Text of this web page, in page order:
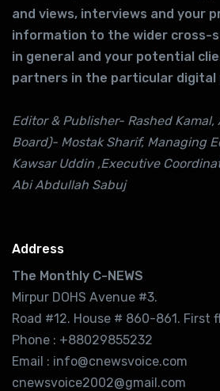
and views, interviews and your
information to the wider cross-
in general and your potential
partners in the particular digital
Editor & Publisher- Rashed
Board)- Mostak Sharif, Managing
Kawsar Uddin ,Executive
Abi Abdullah Sabuj
Address
The Monthly C-NEWS
Mirpur DOHS Avenue #3.
Road #12. House # 860-861. First
Phone : +88029855232
Email : info@cnewsvoice.com
cnewsvoice2002@gmail.com